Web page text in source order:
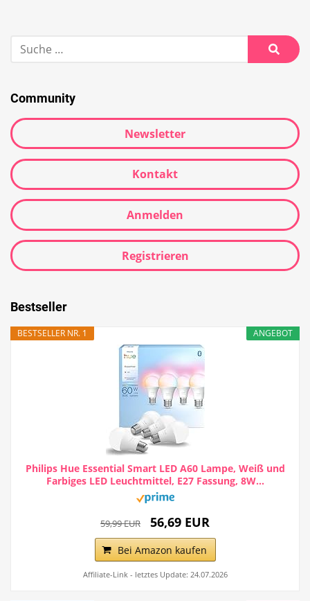
Community
Newsletter
Kontakt
Anmelden
Registrieren
Bestseller
ANGEBOT
BESTSELLER NR. 1
Philips Hue Essential Smart LED A60 Lampe, Weiß und
Farbiges LED Leuchtmittel, E27 Fassung, 8W...
59,99 EUR 56,69 EUR
Bei Amazon kaufen
Affiliate-Link - letztes Update: 24.07.2026